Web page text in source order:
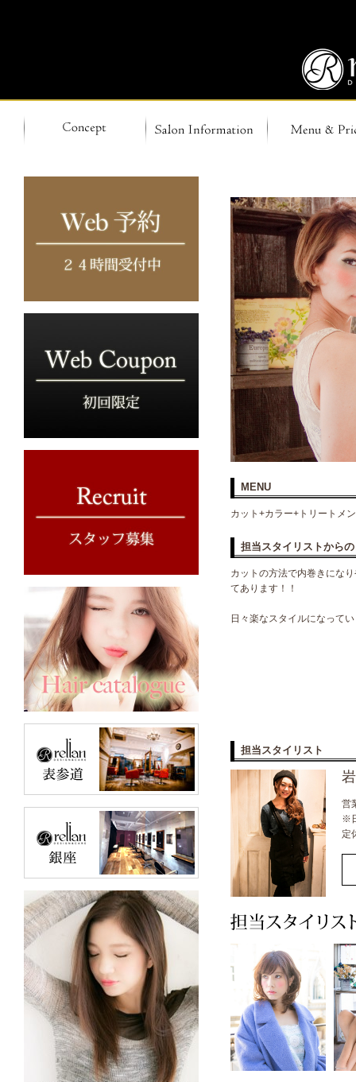
MENU
カット+カラー+トリートメ
担当スタイリストから
カットの方法で内巻きにな
てあります！！
日々楽なスタイルになって
担当スタイリスト
営
※
定